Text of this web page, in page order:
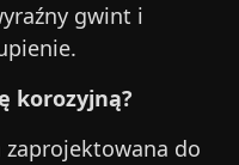
gwint i
korozyjną?
zaprojektowana do